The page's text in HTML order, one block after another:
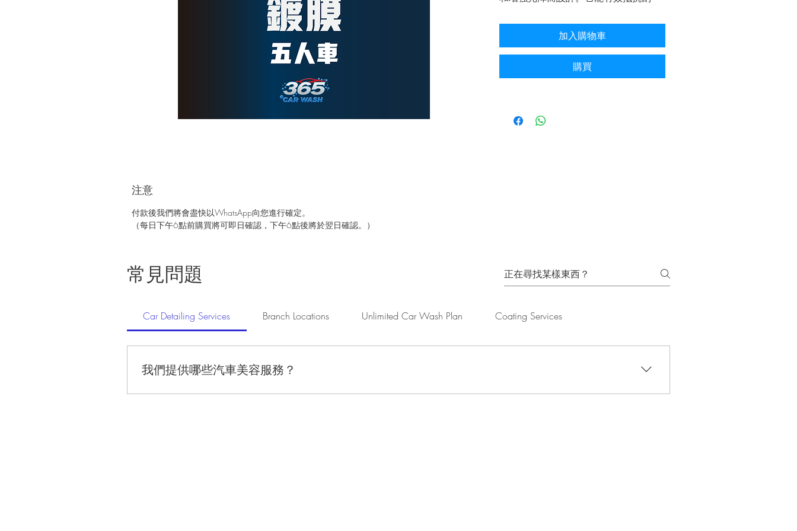
車漆免受損害。此鍍膜具備優異的防水
性能，能使水珠迅速滑落，減少水垢和
污垢的附著。
加入購物車
購買
注意
付款後我們將會盡快以WhatsApp向您進行確定。
（每日下午6點前購買將可即日確認，下午6點後將於翌日確認。）
常見問題
Car Detailing Services Branch Locations Unlimited Car Wash Plan Coating Services
我們提供哪些汽車美容服務？